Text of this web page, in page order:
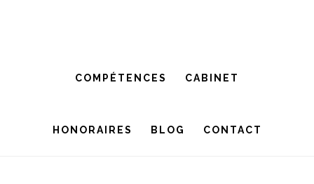
principale
COMPÉTENCES CABINET
HONORAIRES BLOG CONTACT